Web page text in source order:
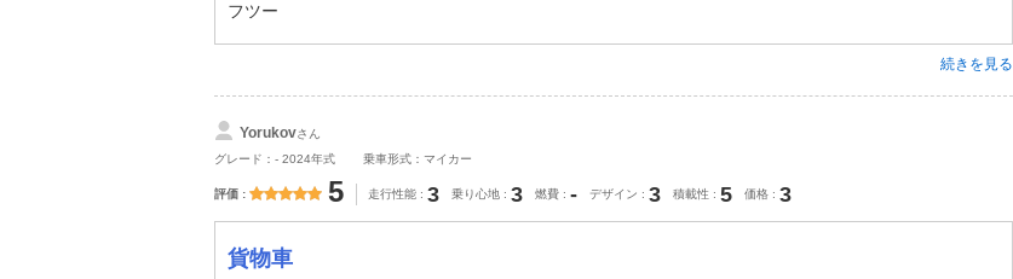
フツー
続きを見る
Yorukovさん
グレード：- 2024年式
乗車形式：マイカー
評価 5 走行性能 3 乗り心地 3 燃費 - デザイン 3 積載性 5 価格 3
貨物車